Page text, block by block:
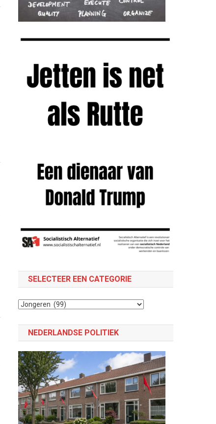
SELECTEER EEN CATEGORIE
Selecteer
categorie
NEDERLANDSE POLITIEK